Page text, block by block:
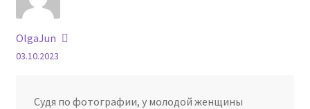
OlgaJun
03.10.2023
Судя по фотографии, у молодой женщины